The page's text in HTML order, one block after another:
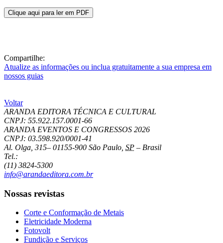
Clique aqui para ler em PDF
Compartilhe:
Atualize as informações ou inclua gratuitamente a sua empresa em
nossos guias
Voltar
ARANDA EDITORA TÉCNICA E CULTURAL
CNPJ: 55.922.157.0001-66
ARANDA EVENTOS E CONGRESSOS 2026
CNPJ: 03.598.920/0001-41
Al. Olga, 315– 01155-900 São Paulo SP – Brasil
Tel.:
(11) 3824-5300
info@arandaeditora.com.br
Nossas revistas
Corte e Conformação de Metais
Eletricidade Moderna
Fotovolt
Fundição e Serviços